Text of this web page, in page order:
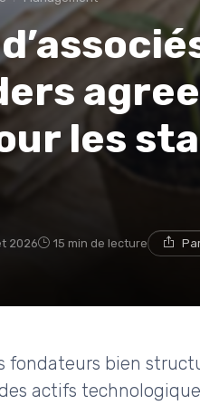
les
2026 15 min de lecture
fondateurs bien
actifs